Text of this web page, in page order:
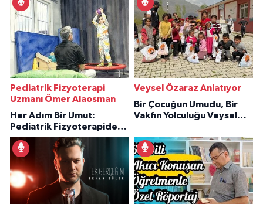
Pediatrik Fizyoterapi
Uzmanı Ömer Alaosman
Her Adım Bir Umut:
Pediatrik Fizyoterapiden
İlham Veren Hikâyeler
Veysel Özaraz Anlatıyor
Bir Çocuğun Umudu, Bir
Vakfın Yolculuğu Veysel